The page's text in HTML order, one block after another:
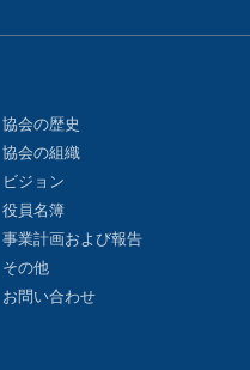
協会の歴史
協会の組織
ビジョン
役員名簿
事業計画および報告
その他
お問い合わせ